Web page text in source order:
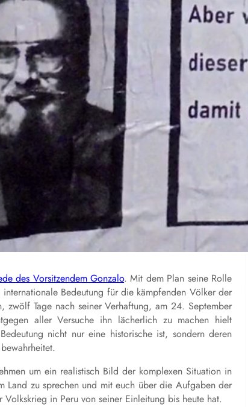
des Vorsitzendem Gonzalo. Mit dem Plan seine Rolle
Bedeutung für die kämpfenden Völker der
zwölf Tage nach seiner Verhaftung, am 24. September
aller Versuche ihn lächerlich zu machen hielt
nicht nur eine historische ist, sondern deren
um ein realistisch Bild der komplexen Situation in
Land zu sprechen und mit euch über die Aufgaben der
in Peru von seiner Einleitung bis heute hat.